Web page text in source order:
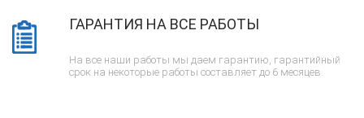
ГАРАНТИЯ НА ВСЕ РАБОТЫ
На все наши работы мы даем гарантию, гарантийный
срок на некоторые работы составляет до 6 месяцев.